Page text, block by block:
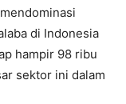
di Indonesia
hampir 98 ribu
sektor ini dalam